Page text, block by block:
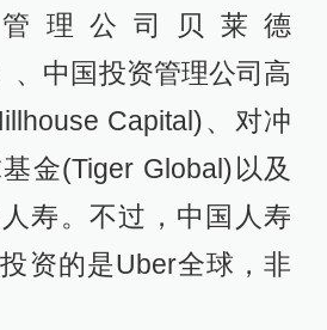
理公司贝莱德
、中国投资管理公司高
Capital)、对冲
金(Tiger Global)以及
寿。不过，中国人寿
资的是Uber全球，非